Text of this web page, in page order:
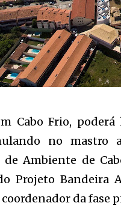
Cabo Frio,
no
de Ambiente de
Projeto Bandeira
da fase